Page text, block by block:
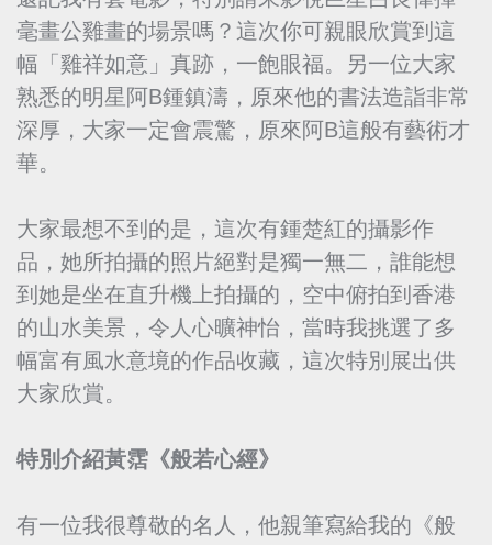
毫畫公雞畫的場景嗎？這次你可親眼欣賞到這
幅「雞祥如意」真跡，一飽眼福。另一位大家
熟悉的明星阿B鍾鎮濤，原來他的書法造詣非常
深厚，大家一定會震驚，原來阿B這般有藝術才
華。
大家最想不到的是，這次有鍾楚紅的攝影作
品，她所拍攝的照片絕對是獨一無二，誰能想
到她是坐在直升機上拍攝的，空中俯拍到香港
的山水美景，令人心曠神怡，當時我挑選了多
幅富有風水意境的作品收藏，這次特別展出供
大家欣賞。
特別介紹黃霑《般若心經》
有一位我很尊敬的名人，他親筆寫給我的《般